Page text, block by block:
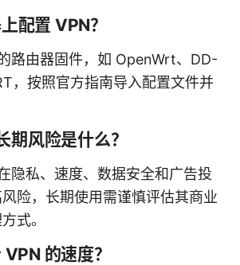
配置 VPN？
路由器固件，如 OpenWrt、DD-
，按照官方指南导入配置文件并
期风险是什么？
隐私、速度、数据安全和广告投
险，长期使用需谨慎评估其商业
式。
的速度？